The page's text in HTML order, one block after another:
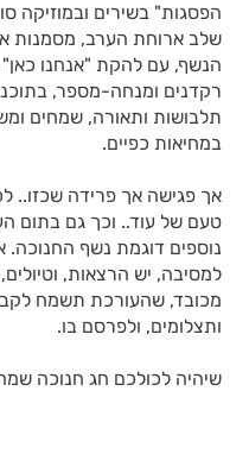
הפסגות" בשירים ובמוזיקה
שלב ארוחת הערב, מסמנות
הנשף, עם להקת "אנחנו
רקדנים ומנחה-מספר,
תלבושות ותאורה, שמחים
במחיאות כפיים.
אך פגישה אך פרידה שכזו..
טעם של עוד.. וכך גם בתום
נוספים דוגמת נשף החנוכה.
למסיבה, יש הרצאות,
מכובד, שהעורכת תשמח
ותצלומים, ולפרסם בו.
שיהיה לכולכם חג חנוכה